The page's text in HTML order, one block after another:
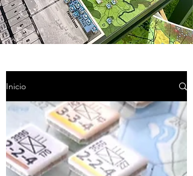
Inicio